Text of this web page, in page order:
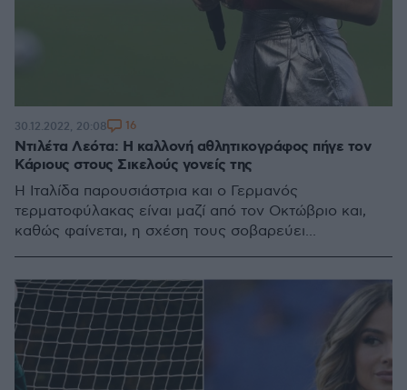
Ντιλέτα Λεότα: Η καλλονή αθλητικογράφος πήγε τον
Κάριους στους Σικελούς γονείς της
Η Ιταλίδα παρουσιάστρια και ο Γερμανός
τερματοφύλακας είναι μαζί από τον Οκτώβριο και,
καθώς φαίνεται, η σχέση τους σοβαρεύει...
30.12.2022, 20:08 16